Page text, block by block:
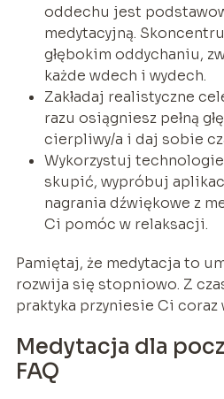
oddechu jest
medytacyjną.
głębokim oddychaniu,
każde wdech i wydech.
Zakładaj realistyczne
razu osiągniesz pełną
cierpliwy/a i daj sobie
Wykorzystuj
skupić, wypróbuj
nagrania dźwiękowe z
Ci pomóc w relaksacji.
Pamiętaj, że medytacja to
rozwija się stopniowo. Z
praktyka przyniesie Ci coraz
Medytacja dla
FAQ